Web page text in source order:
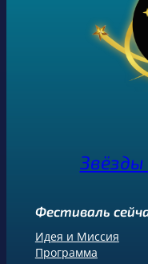
Звёзды
Фестиваль
Идея и Миссия
Программа